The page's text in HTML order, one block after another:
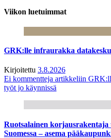
Viikon luetuimmat
GRK:lle infraurakka
Kirjoitettu 3.8.2026
Ei kommentteja artikkeliin
työt jo käynnissä
Ruotsalainen
Suomessa – asema